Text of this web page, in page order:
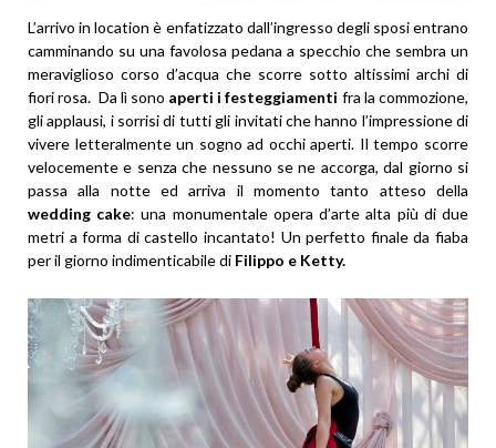
L’arrivo in location è enfatizzato dall’ingresso degli sposi entrano
camminando su una favolosa pedana a specchio che sembra un
meraviglioso corso d’acqua che scorre sotto altissimi archi di
fiori rosa. Da lì sono aperti i festeggiamenti fra la commozione,
gli applausi, i sorrisi di tutti gli invitati che hanno l’impressione di
vivere letteralmente un sogno ad occhi aperti. Il tempo scorre
velocemente e senza che nessuno se ne accorga, dal giorno si
passa alla notte ed arriva il momento tanto atteso della
wedding cake: una monumentale opera d’arte alta più di due
metri a forma di castello incantato! Un perfetto finale da fiaba
per il giorno indimenticabile di Filippo e Ketty.